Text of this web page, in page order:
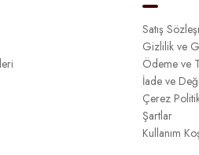
Satış
Gizlilik ve
Ödeme ve
İade ve
Çerez
Şartlar
Kullanım